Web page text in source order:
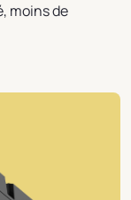
moins de